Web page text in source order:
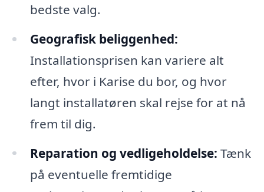
bedste valg.
Geografisk beliggenhed:
Installationsprisen kan variere alt
efter, hvor i Karise du bor, og hvor
langt installatøren skal rejse for at nå
frem til dig.
Reparation og vedligeholdelse: Tænk
på eventuelle fremtidige